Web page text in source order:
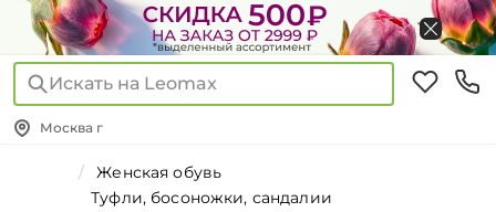
Искать на Leomax
Москва г
Женская обувь
Туфли, босоножки, сандалии